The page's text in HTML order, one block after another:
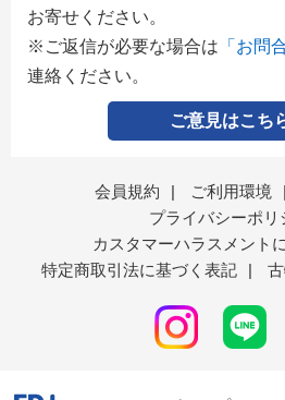
お寄せください。
※ご返信が必要な場合は 「お問
連絡ください。
ご意見はこち
会員規約 | ご利用環境 |
プライバシーポリ
カスタマーハラスメント
特定商取引法に基づく表記
|